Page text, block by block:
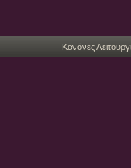
Κανόνες